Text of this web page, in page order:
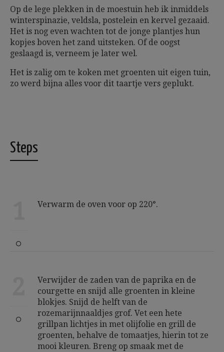
Op de lege plekken in de moestuin heb ik inmiddels
winterspinazie, veldsla, postelein en kervel gezaaid.
Het is nog even wachten tot de jonge plantjes hun
kopjes boven het zand uitsteken. Of de oogst
geslaagd is, verneem je later wel.
Het is zalig om te koken met groenten uit eigen tuin,
zo werd bijna alles voor dit taartje vers geplukt.
Steps
Verwarm de oven voor op 220°.
Verwijder de zaden van de paprika en de
courgette en snijd alle groenten in kleine
blokjes. Snijd de helft van de
rozemarijnnaaldjes grof. Vet een hete
grillpan lichtjes in met olijfolie en grill de
groenten, behalve de tomaatjes, hierin tot ze
mooi kleuren. Breng op smaak met de